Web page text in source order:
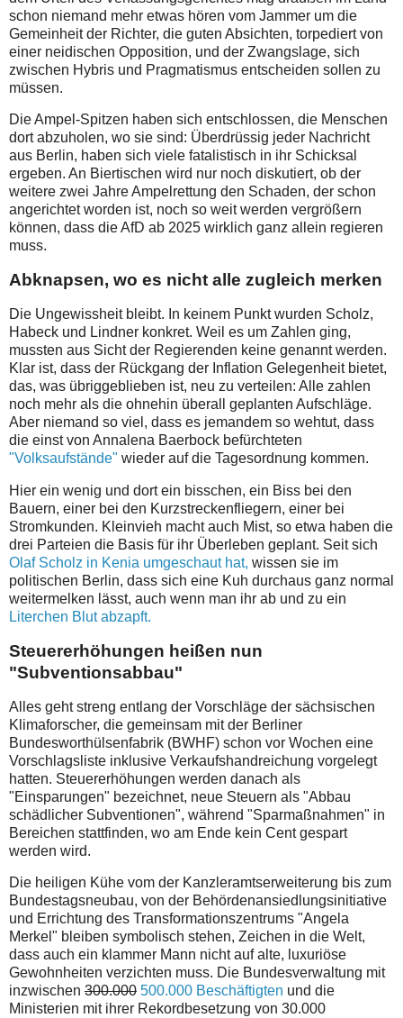
schon niemand mehr etwas hören vom Jammer um die
Gemeinheit der Richter, die guten Absichten, torpediert von
einer neidischen Opposition, und der Zwangslage, sich
zwischen Hybris und Pragmatismus entscheiden sollen zu
müssen.
Die Ampel-Spitzen haben sich entschlossen, die Menschen
dort abzuholen, wo sie sind: Überdrüssig jeder Nachricht
aus Berlin, haben sich viele fatalistisch in ihr Schicksal
ergeben. An Biertischen wird nur noch diskutiert, ob der
weitere zwei Jahre Ampelrettung den Schaden, der schon
angerichtet worden ist, noch so weit werden vergrößern
können, dass die AfD ab 2025 wirklich ganz allein regieren
muss.
Abknapsen, wo es nicht alle zugleich merken
Die Ungewissheit bleibt. In keinem Punkt wurden Scholz,
Habeck und Lindner konkret. Weil es um Zahlen ging,
mussten aus Sicht der Regierenden keine genannt werden.
Klar ist, dass der Rückgang der Inflation Gelegenheit bietet,
das, was übriggeblieben ist, neu zu verteilen: Alle zahlen
noch mehr als die ohnehin überall geplanten Aufschläge.
Aber niemand so viel, dass es jemandem so wehtut, dass
die einst von Annalena Baerbock befürchteten
"Volksaufstände" wieder auf die Tagesordnung kommen.
Hier ein wenig und dort ein bisschen, ein Biss bei den
Bauern, einer bei den Kurzstreckenfliegern, einer bei
Stromkunden. Kleinvieh macht auch Mist, so etwa haben die
drei Parteien die Basis für ihr Überleben geplant. Seit sich
Olaf Scholz in Kenia umgeschaut hat, wissen sie im
politischen Berlin, dass sich eine Kuh durchaus ganz normal
weitermelken lässt, auch wenn man ihr ab und zu ein
Literchen Blut abzapft.
Steuererhöhungen heißen nun
"Subventionsabbau"
Alles geht streng entlang der Vorschläge der sächsischen
Klimaforscher, die gemeinsam mit der Berliner
Bundesworthülsenfabrik (BWHF) schon vor Wochen eine
Vorschlagsliste inklusive Verkaufshandreichung vorgelegt
hatten. Steuererhöhungen werden danach als
"Einsparungen" bezeichnet, neue Steuern als "Abbau
schädlicher Subventionen", während "Sparmaßnahmen" in
Bereichen stattfinden, wo am Ende kein Cent gespart
werden wird.
Die heiligen Kühe vom der Kanzleramtserweiterung bis zum
Bundestagsneubau, von der Behördenansiedlungsinitiative
und Errichtung des Transformationszentrums "Angela
Merkel" bleiben symbolisch stehen, Zeichen in die Welt,
dass auch ein klammer Mann nicht auf alte, luxuriöse
Gewohnheiten verzichten muss. Die Bundesverwaltung mit
inzwischen 300.000 500.000 Beschäftigten und die
Ministerien mit ihrer Rekordbesetzung von 30.000